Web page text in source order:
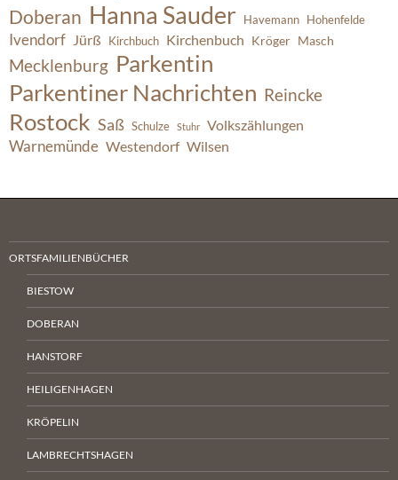
Doberan Hanna Sauder Havemann Hohenfelde
Ivendorf Jürß Kirchbuch Kirchenbuch Kröger Masch
Mecklenburg Parkentin
Parkentiner Nachrichten Reincke
Rostock Saß Schulze Stuhr Volkszählungen
Warnemünde Westendorf Wilsen
ORTSFAMILIENBÜCHER
BIESTOW
DOBERAN
HANSTORF
HEILIGENHAGEN
KRÖPELIN
LAMBRECHTSHAGEN